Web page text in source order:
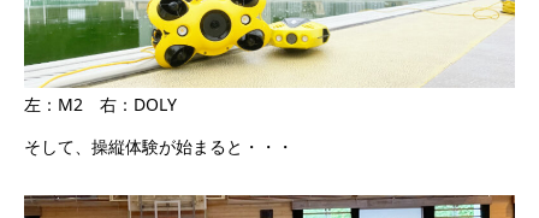
左：M2 右：DOLY
そして、操縦体験が始まると・・・